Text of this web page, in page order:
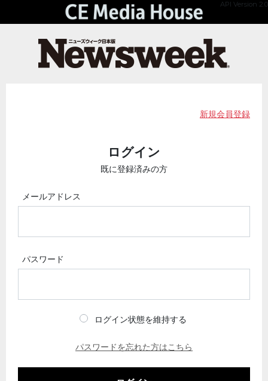
API Version 2.0
新規会員登録
ログイン
既に登録済みの方
メールアドレス
パスワード
ログイン状態を維持する
パスワードを忘れた方はこちら